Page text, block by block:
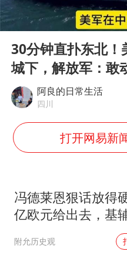
《龙
云南
曹颖
以
Play
00:00
30分钟直扑东北！
城下，解放军：敢
阿良的日常生活
四川
打开网易新
冯德莱恩狠话放得
亿欧元给出去，基
的东西却一样没补
附允历史观